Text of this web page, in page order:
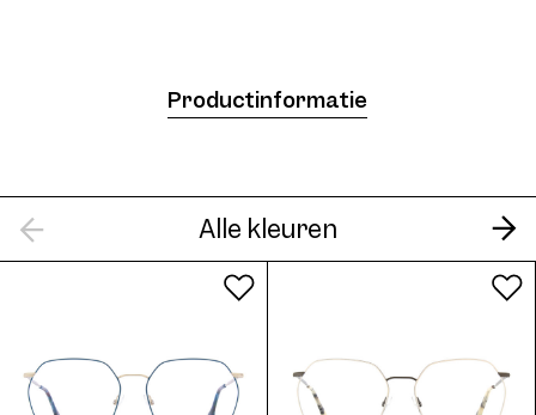
Productinformatie
Alle kleuren